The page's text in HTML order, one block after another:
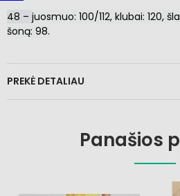
48 – juosmuo: 100/112, klubai: 120,
šoną: 98.
PREKĖ DETALIAU
Panašios